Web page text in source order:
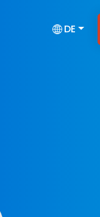
DE